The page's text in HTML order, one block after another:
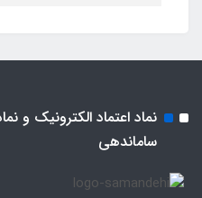
نماد اعتماد الکترونیک و
ساماندهی